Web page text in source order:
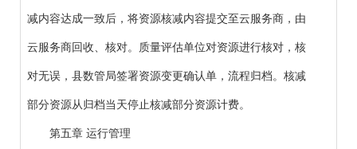
减内容达成一致后，将资源核减内容提交至云服务商，由
云服务商回收、核对。质量评估单位对资源进行核对，核
对无误，县数管局签署资源变更确认单，流程归档。核减
部分资源从归档当天停止核减部分资源计费。
第五章 运行管理